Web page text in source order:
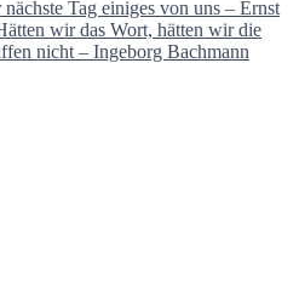
Tag einiges von uns – Ernst
wir das Wort, hätten wir die
nicht – Ingeborg Bachmann